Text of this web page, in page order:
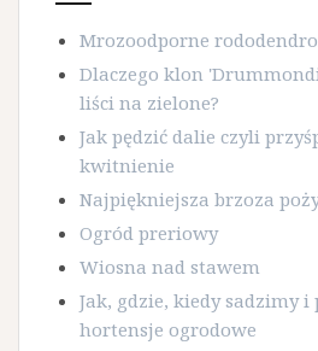
Mrozoodporne
Dlaczego klon
liści na zielone?
Jak pędzić dalie czyli
kwitnienie
Najpiękniejsza brzoza
Ogród preriowy
Wiosna nad stawem
Jak, gdzie, kiedy sadzimy
hortensje ogrodowe